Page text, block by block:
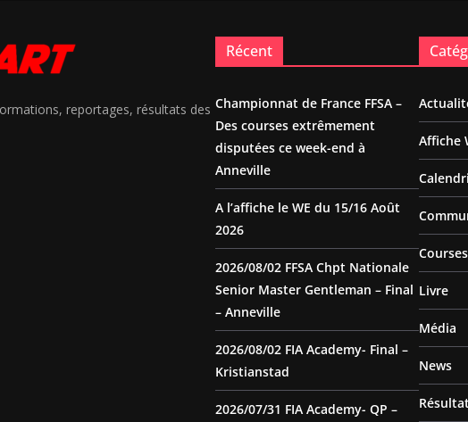
reportages, résultats des
Récent
Championnat de France FFSA –
Des courses extrêmement
disputées ce week-end à
Anneville
A l’affiche le WE du 15/16 Août
2026
2026/08/02 FFSA Chpt Nationale
Senior Master Gentleman – Final
– Anneville
2026/08/02 FIA Academy- Final –
Kristianstad
2026/07/31 FIA Academy- QP –
Affiche
Courses
Livre
Média
News